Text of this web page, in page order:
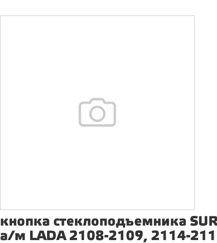
кнопка стеклоподъемника
а/м LADA 2108-2109, 2114-